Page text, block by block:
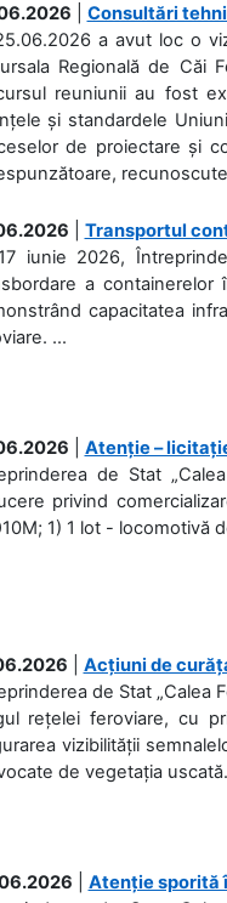
Consultări
a avut loc o
Regională de Căi
reuniunii au fost
și standardele
de proiectare și
Transportul
iunie 2026,
a
capacitatea
...
Atenție –
de Stat
privind
1) 1 lot - locomotivă
Acțiuni de
de Stat „Calea
rețelei feroviare, cu
vizibilității
de vegetația
Atenție sporită